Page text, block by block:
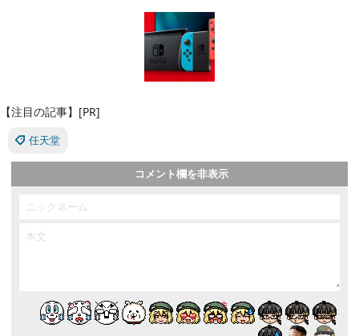
【注目の記事】[PR]
任天堂
コメント欄を非表示